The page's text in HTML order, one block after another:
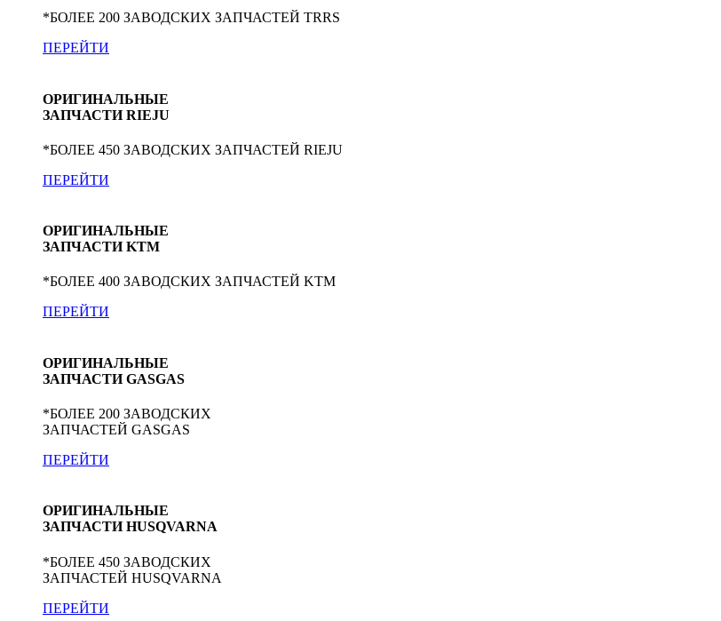
*БОЛЕЕ 200 ЗАВОДСКИХ ЗАПЧАСТЕЙ TRRS
ПЕРЕЙТИ
ОРИГИНАЛЬНЫЕ
ЗАПЧАСТИ RIEJU
*БОЛЕЕ 450 ЗАВОДСКИХ ЗАПЧАСТЕЙ RIEJU
ПЕРЕЙТИ
ОРИГИНАЛЬНЫЕ
ЗАПЧАСТИ KTM
*БОЛЕЕ 400 ЗАВОДСКИХ ЗАПЧАСТЕЙ KTM
ПЕРЕЙТИ
ОРИГИНАЛЬНЫЕ
ЗАПЧАСТИ GASGAS
*БОЛЕЕ 200 ЗАВОДСКИХ
ЗАПЧАСТЕЙ GASGAS
ПЕРЕЙТИ
ОРИГИНАЛЬНЫЕ
ЗАПЧАСТИ HUSQVARNA
*БОЛЕЕ 450 ЗАВОДСКИХ
ЗАПЧАСТЕЙ HUSQVARNA
ПЕРЕЙТИ